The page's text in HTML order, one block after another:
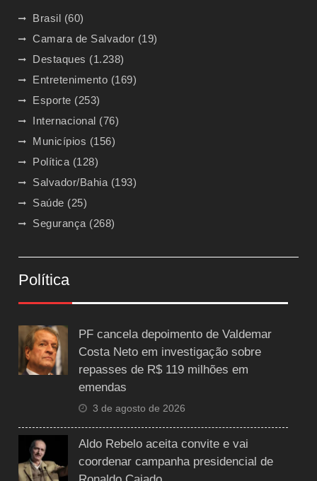
Brasil (60)
Camara de Salvador (19)
Destaques (1.238)
Entretenimento (169)
Esporte (253)
Internacional (76)
Municípios (156)
Política (128)
Salvador/Bahia (193)
Saúde (25)
Segurança (268)
Política
PF cancela depoimento de Valdemar
Costa Neto em investigação sobre
repasses de R$ 119 milhões em
emendas
3 de agosto de 2026
Aldo Rebelo aceita convite e vai
coordenar campanha presidencial de